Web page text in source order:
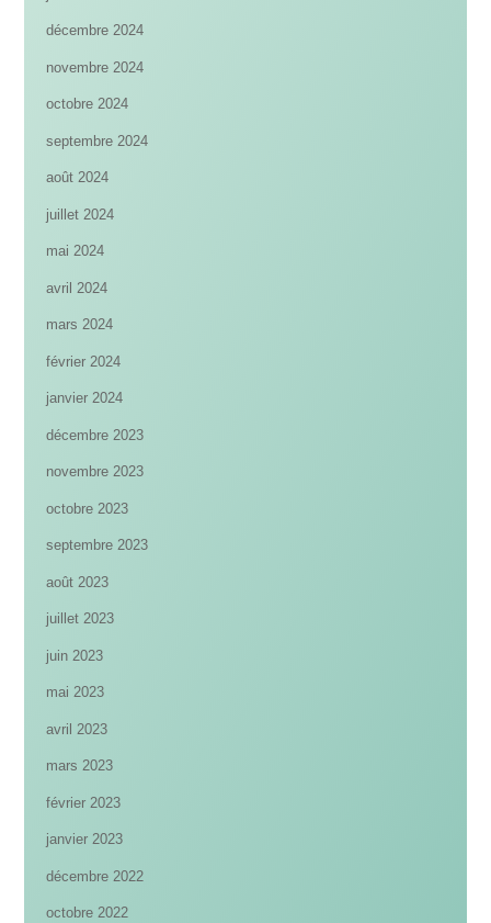
décembre 2024
novembre 2024
octobre 2024
septembre 2024
août 2024
juillet 2024
mai 2024
avril 2024
mars 2024
février 2024
janvier 2024
décembre 2023
novembre 2023
octobre 2023
septembre 2023
août 2023
juillet 2023
juin 2023
mai 2023
avril 2023
mars 2023
février 2023
janvier 2023
décembre 2022
octobre 2022